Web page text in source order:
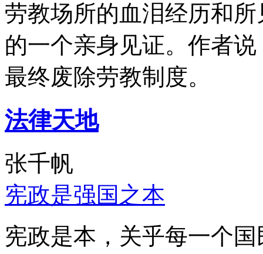
劳教场所的血泪经历和
的一个亲身见证。作者
最终废除劳教制度。
法律天地
张千帆
宪政是强国之本
宪政是本，关乎每一个